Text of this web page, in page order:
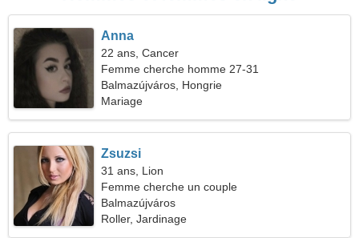
Anna
22 ans, Cancer
Femme cherche homme 27-31
Balmazújváros, Hongrie
Mariage
Zsuzsi
31 ans, Lion
Femme cherche un couple
Balmazújváros
Roller, Jardinage